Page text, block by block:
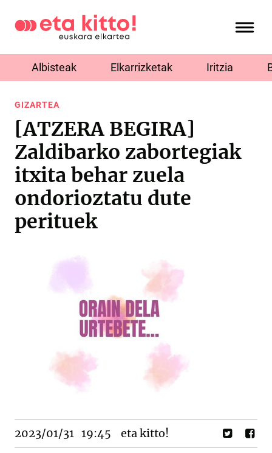
Albisteak Elkarrizketak Iritzia
GIZARTEA
[ATZERA BEGIRA]
Zaldibarko zabortegiak
itxita behar zuela
ondorioztatu dute
perituek
2023/01/31 19:45 eta kitto!